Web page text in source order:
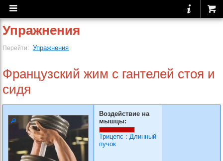
Упражнения
Перейти: Упражнения
Французский жим с гантелей стоя и
сидя
Воздействие на
мышцы:
Трицепс : Длинный
пучок